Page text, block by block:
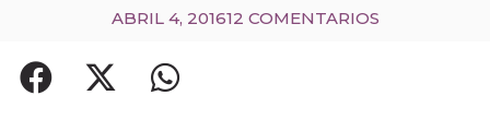
ABRIL 4, 201612 COMENTARIOS